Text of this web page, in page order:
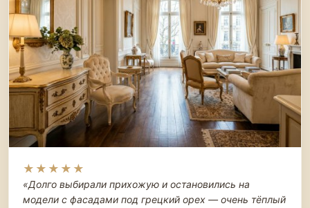
★★★★★
«Долго выбирали прихожую и остановились на
модели с фасадами под грецкий орех — очень тёплый